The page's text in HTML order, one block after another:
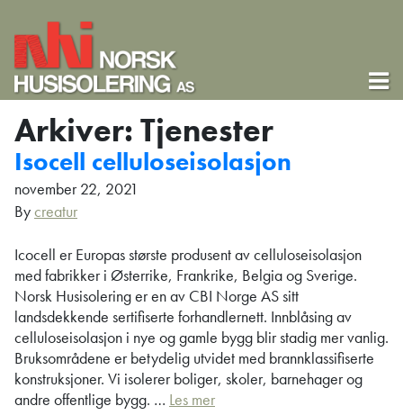
Arkiver:Tjenester
Isocell celluloseisolasjon
november 22, 2021
Bycreatur
Icocell er Europas største produsent av celluloseisolasjon
med fabrikker i Østerrike, Frankrike, Belgia og Sverige.
Norsk Husisolering er en av CBI Norge AS sitt
landsdekkende sertifiserte forhandlernett. Innblåsing av
celluloseisolasjon i nye og gamle bygg blir stadig mer vanlig.
Bruksområdene er betydelig utvidet med brannklassifiserte
konstruksjoner. Vi isolerer boliger, skoler, barnehager og
andre offentlige bygg. … Les mer